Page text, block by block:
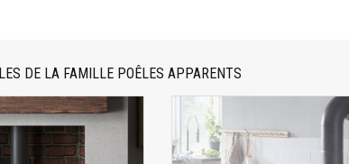
DE LA FAMILLE POÊLES APPARENTS